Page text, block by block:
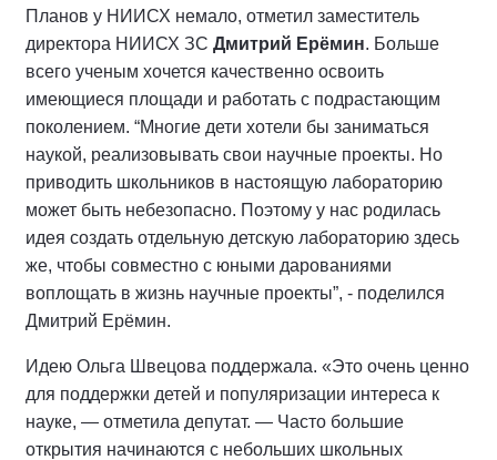
Планов у НИИСХ немало, отметил заместитель
директора НИИСХ ЗС Дмитрий Ерёмин. Больше
всего ученым хочется качественно освоить
имеющиеся площади и работать с подрастающим
поколением. “Многие дети хотели бы заниматься
наукой, реализовывать свои научные проекты. Но
приводить школьников в настоящую лабораторию
может быть небезопасно. Поэтому у нас родилась
идея создать отдельную детскую лабораторию здесь
же, чтобы совместно с юными дарованиями
воплощать в жизнь научные проекты”, - поделился
Дмитрий Ерёмин.
Идею Ольга Швецова поддержала. «Это очень ценно
для поддержки детей и популяризации интереса к
науке, — отметила депутат. — Часто большие
открытия начинаются с небольших школьных